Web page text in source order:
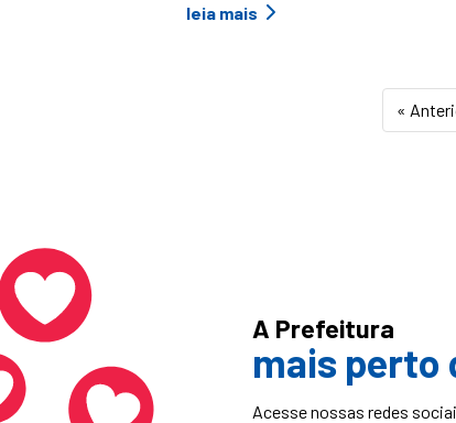
leia mais
«
A Prefeitura
mais perto
Acesse nossas redes